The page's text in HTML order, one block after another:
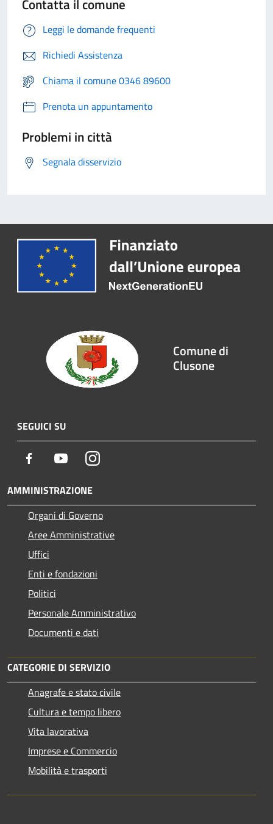
Contatta il comune
Leggi le domande frequenti
Richiedi Assistenza
Chiama il comune 0346 89600
Prenota un appuntamento
Problemi in città
Segnala disservizio
Comune di
Clusone
SEGUICI SU
Facebook YoutubeInstagram
AMMINISTRAZIONE
Organi di Governo
Aree Amministrative
Uffici
Enti e fondazioni
Politici
Personale Amministrativo
Documenti e dati
CATEGORIE DI SERVIZIO
Anagrafe e stato civile
Cultura e tempo libero
Vita lavorativa
Imprese e Commercio
Mobilità e trasporti